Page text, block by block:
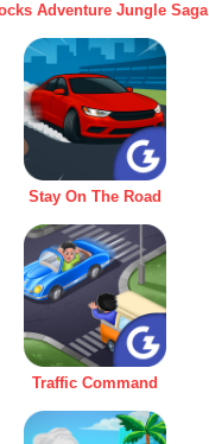
Adventure Jungle Saga
Stay On The Road
Traffic Command